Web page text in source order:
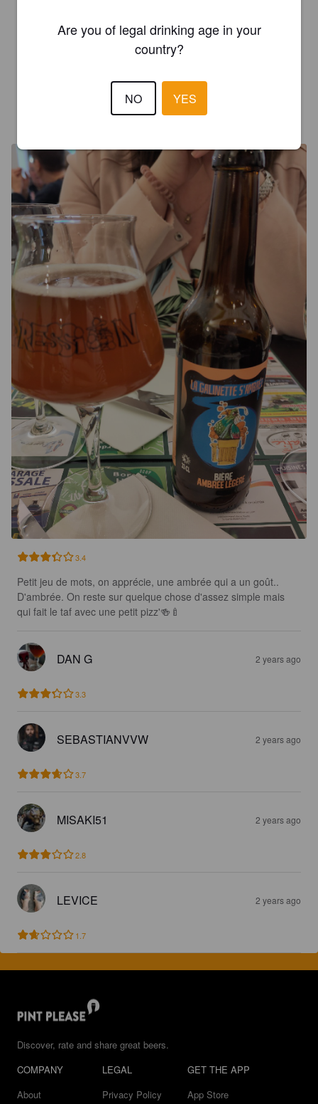
JOACHIM R
MOMO JAMES
3.4
Petit jeu de mots, on apprécie, une ambrée qui a un goût..
D'ambrée. On reste sur quelque chose d'assez simple mais
qui fait le taf avec une petit pizz'🍻🍼
DAN G 2 years ago
3.3
SEBASTIANVVW 2 years ago
3.7
MISAKI51 2 years ago
2.8
LEVICE 2 years ago
1.7
Discover, rate and share great beers.
COMPANY
About
LEGAL
Privacy Policy
GET THE APP
App Store
Are you of legal drinking age in your
country?
NO YES